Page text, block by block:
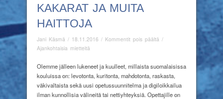
KAKARAT JA MUITA
HAITTOJA
Jani Käsmä / 18.11.2016 / Kommentit pois päältä artikkelissa
kurittomat
kakarat
ja
muita
/
Ajankohtaisia mietteitä
Olemme jälleen lukeneet ja kuulleet, millaista suomalaisissa
kouluissa on: levotonta, kuritonta, mahdotonta, raskasta,
väkivaltaista sekä uusi opetussuunnitelma ja digiloikkailua
ilman kunnollisia välineitä tai nettiyhteyksiä. Opettajille on